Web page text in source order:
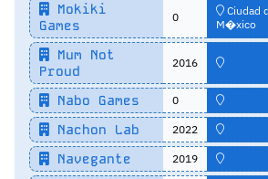
Mokiki
Games
0
Ciudad
M�xico
Mum Not
Proud
2016
Nabo Games 0
Nachon Lab 2022
Navegante 2019